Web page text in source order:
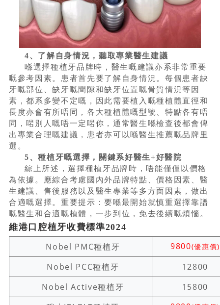
4、了解自身情況，聽取專業醫生建議
喺選擇種植牙品牌時，醫生嘅建議亦系非常重要
嘅參考因素。患者首先要了解自身情況。每個患者缺
牙嘅部位、缺牙嘅間隙和缺牙位置嘅骨質情況等因
素，都系多變不定嘅，因此需要植入嘅種植體直徑和
長度亦會有所唔同，各大種植體嘅型號、特點各有唔
同，啱別人嘅唔一定啱你，通常醫生喺檢查後都會俾
出專業合理嘅建議，患者亦可以喺醫生推薦嘅品牌里
選。
5、種植牙嘅選擇，關鍵系好醫生+好醫院
綜上所述，選擇種植牙品牌時，唔能僅僅以價格
為依據。應綜合考慮國內外品牌特點、價格因素、醫
生建議、售後服務以及醫生專業等多方面因素，做出
合適嘅選擇。重要提示：要喺最開始就慎重選擇靠譜
嘅醫生和合適嘅植體，一步到位，免去後續嘅煩惱。
維港口腔植牙收費標準2024
Nobel PMC種植牙 9800(優惠價)
Nobel PCC種植牙
12800
Nobel Active種植牙
15800